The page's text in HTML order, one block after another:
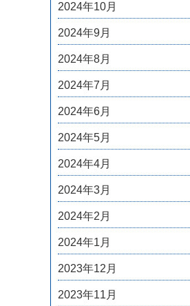
2024年10月
2024年9月
2024年8月
2024年7月
2024年6月
2024年5月
2024年4月
2024年3月
2024年2月
2024年1月
2023年12月
2023年11月